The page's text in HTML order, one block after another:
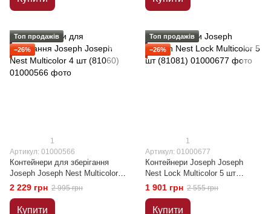
Топ продажів
−26%
1
Артикул: 01000566
Контейнери для зберігання
Joseph Joseph Nest Multicolor 4
шт (81060)
2 229 грн 2 995 грн
Купити
Топ продажів
−26%
1
Артикул: 01000677
Контейнери Joseph Joseph
Nest Lock Multicolor 5 шт
(81081)
1 901 грн 2 555 грн
Купити